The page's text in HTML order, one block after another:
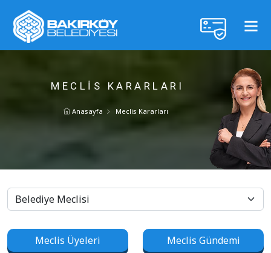
MECLIS KARARLARI
Anasayfa Meclis Kararları
Meclis Üyeleri Meclis Gündemi